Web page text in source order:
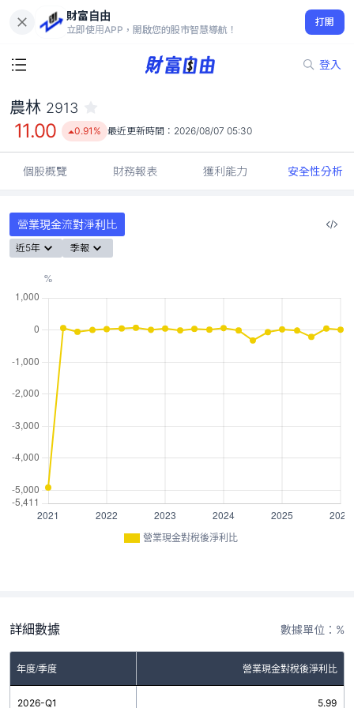
財富自由
立即使用APP，開啟您的股市智慧導航！
打開
登入
11.00
0.91%
農林 2913
11.00 0.91% 最近更新時間： 2026/08/07 05:30
個股概覽 財務報表 獲利能力 安全性分析
營業現金流對淨利比
近5年 季報
營業現金對稅後淨利比
詳細數據 數據單位：%
年度/季度 營業現金對稅後淨利比
2026-Q1 5.99